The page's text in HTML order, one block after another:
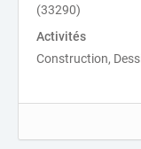
(33290)
Activités
Construction,